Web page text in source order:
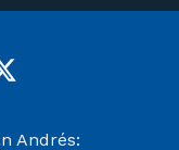
Andrés: